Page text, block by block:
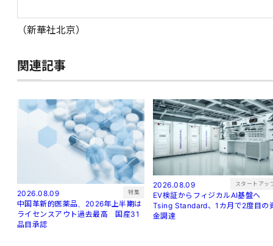
（新華社北京）
関連記事
2026.08.09 特集
中国革新的医薬品、2026年上半期は
ライセンスアウト過去最高 国産31
品目承認
2026.08.09 スタートアッ
EV検証からフィジカルAI基盤へ
Tsing Standard、1カ月で2度目の
金調達